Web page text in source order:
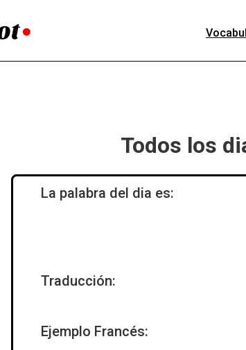
Todos los
La palabra del dia es:
Traducción:
Ejemplo Francés: